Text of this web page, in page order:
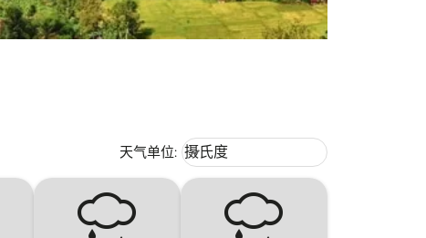
天气单位: Weather unit option 摄氏度
摄氏度
keyboard_arrow_down